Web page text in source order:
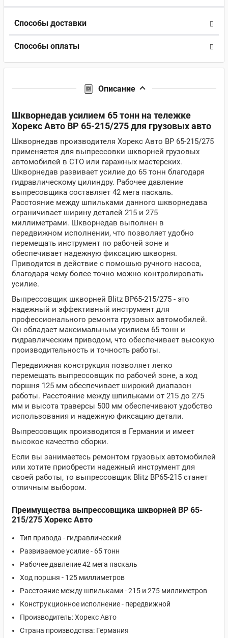
Способы доставки
Способы оплаты
Описание
Шкворнедав усилием 65 тонн на тележке
Хорекс Авто BP 65-215/275 для грузовых авто
Шкворнедав производителя Хорекс Авто BP 65-215/275
применяется для выпрессовки шкворней грузовых
автомобилей в СТО или гаражных мастерских.
Шкворнедав развивает усилие до 65 тонн благодаря
гидравлическому цилиндру. Рабочее давление
выпресовщика составляет 42 мега паскаль.
Расстояние между шпильками данного шкворнедава
ограничивает ширину деталей 215 и 275
миллиметрами. Шкворнедав выполнен в
передвижном исполнении, что позволяет удобно
перемещать инструмент по рабочей зоне и
обеспечивает надежную фиксацию шкворня.
Приводится в действие с помошью ручного насоса,
благодаря чему более точно можно контролировать
усилие.
Выпрессовщик шкворней Blitz BP65-215/275 - это
надежный и эффективный инструмент для
профессионального ремонта грузовых автомобилей.
Он обладает максимальным усилием 65 тонн и
гидравлическим приводом, что обеспечивает высокую
производительность и точность работы.
Передвижная конструкция позволяет легко
перемещать выпрессовщик по рабочей зоне, а ход
поршня 125 мм обеспечивает широкий диапазон
работы. Расстояние между шпильками от 215 до 275
мм и высота траверсы 500 мм обеспечивают удобство
использования и надежную фиксацию детали.
Выпрессовщик производится в Германии и имеет
высокое качество сборки.
Если вы занимаетесь ремонтом грузовых автомобилей
или хотите приобрести надежный инструмент для
своей работы, то выпрессовщик Blitz BP65-215 станет
отличным выбором.
Преимущества выпрессовщика шкворней BP 65-
215/275 Хорекс Авто
Тип привода - гидравлический
Развиваемое усилие - 65 тонн
Рабочее давление 42 мега паскаль
Ход поршня - 125 миллиметров
Расстояние между шпильками - 215 и 275 миллиметров
Конструкционное исполнение - передвижной
Производитель: Хорекс Авто
Страна производства: Германия